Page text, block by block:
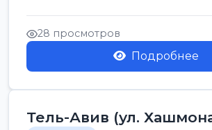
28 просмотров
Подробнее
Тель-Авив (ул.